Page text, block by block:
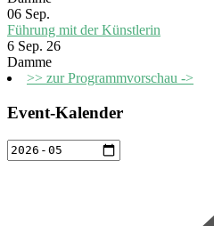
06 Sep.
Führung mit der Künstlerin
6 Sep. 26
Damme
>> zur Programmvorschau ->
Event-Kalender